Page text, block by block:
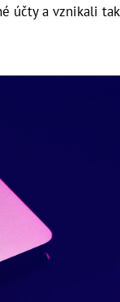
účty a vznikali tak